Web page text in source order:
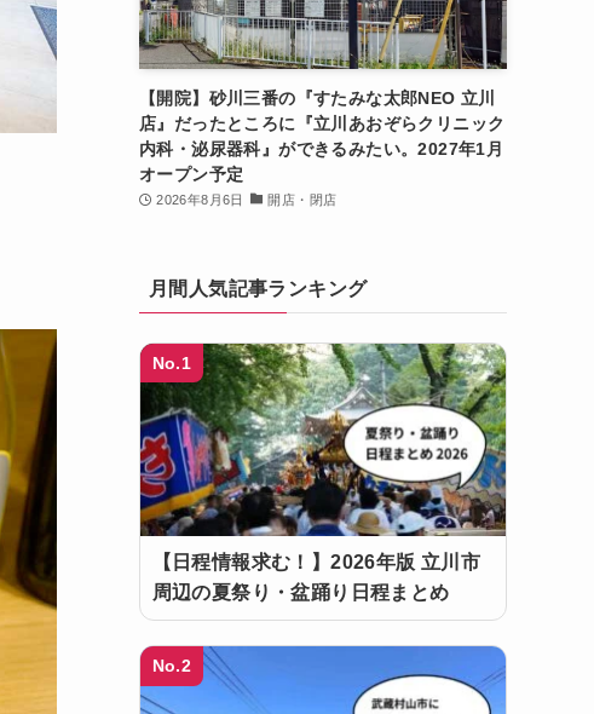
【開院】砂川三番の『すたみな太郎NEO 立川
店』だったところに『立川あおぞらクリニック
内科・泌尿器科』ができるみたい。2027年1月
オープン予定
2026年8月6日 開店・閉店
月間人気記事ランキング
No.1
【日程情報求む！】2026年版 立川市
周辺の夏祭り・盆踊り日程まとめ
No.2